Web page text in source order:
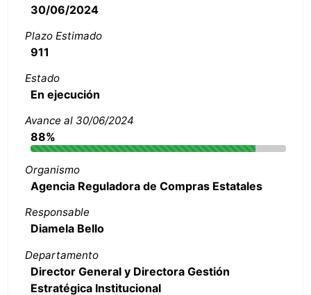
30/06/2024
Plazo Estimado
911
Estado
En ejecución
Avance al 30/06/2024
88%
Organismo
Agencia Reguladora de Compras Estatales
Responsable
Diamela Bello
Departamento
Director General y Directora Gestión
Estratégica Institucional